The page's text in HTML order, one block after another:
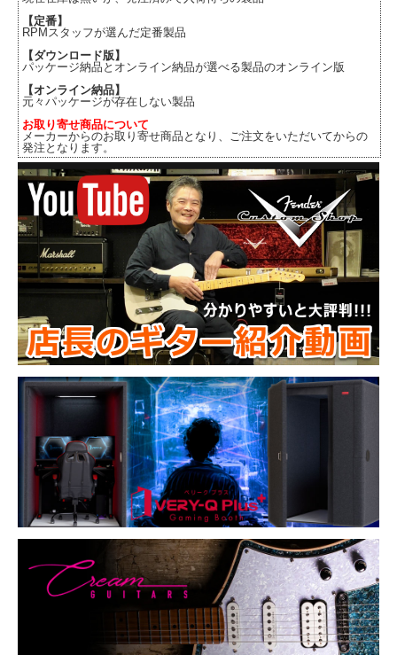
【定番】
RPMスタッフが選んだ定番製品
【ダウンロード版】
パッケージ納品とオンライン納品が選べる製品のオンライン版
【オンライン納品】
元々パッケージが存在しない製品
お取り寄せ商品について
メーカーからのお取り寄せ商品となり、ご注文をいただいてからの
発注となります。